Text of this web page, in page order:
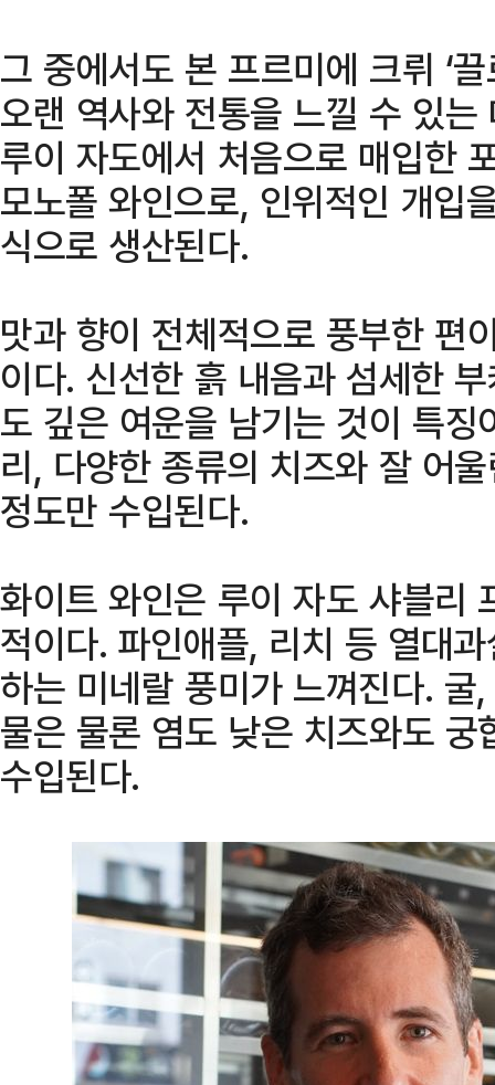
그 중에서도 본 프르미에 크뤼 ‘
오랜 역사와 전통을 느낄 수 있
루이 자도에서 처음으로 매입한
모노폴 와인으로, 인위적인 개입
식으로 생산된다.
맛과 향이 전체적으로 풍부한 편
이다. 신선한 흙 내음과 섬세한
도 깊은 여운을 남기는 것이 특
리, 다양한 종류의 치즈와 잘 어
정도만 수입된다.
화이트 와인은 루이 자도 샤블리
적이다. 파인애플, 리치 등 열대
하는 미네랄 풍미가 느껴진다.
물은 물론 염도 낮은 치즈와도
수입된다.